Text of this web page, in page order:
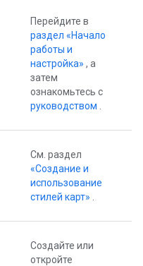
Перейдите в
раздел «Начало
работы и
настройка» , а
затем
ознакомьтесь с
руководством
См. раздел
«Создание и
использование
стилей карт»
Создайте или
откройте